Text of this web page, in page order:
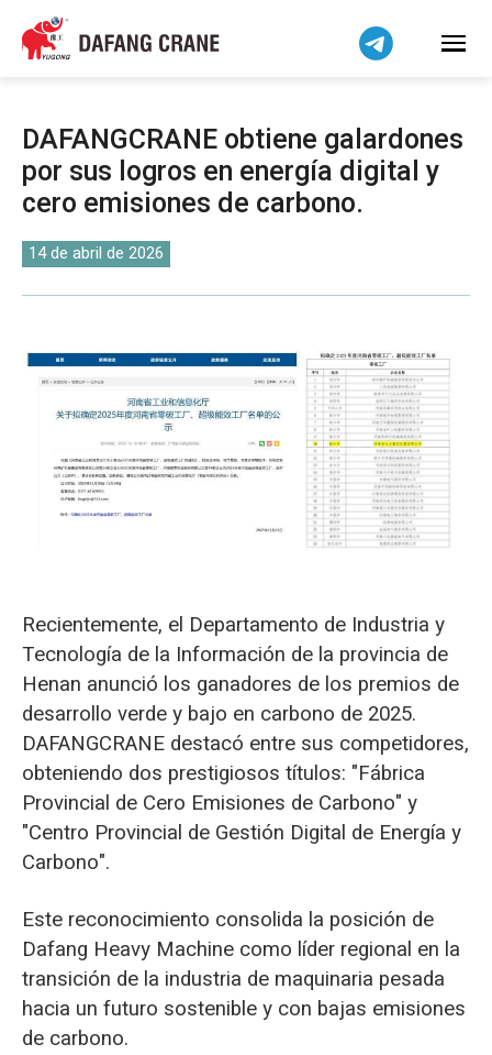
DAFANGCRANE obtiene galardones
por sus logros en energía digital y
cero emisiones de carbono.
14 de abril de 2026
Recientemente, el Departamento de Industria y
Tecnología de la Información de la provincia de
Henan anunció los ganadores de los premios de
desarrollo verde y bajo en carbono de 2025.
DAFANGCRANE destacó entre sus competidores,
obteniendo dos prestigiosos títulos: "Fábrica
Provincial de Cero Emisiones de Carbono" y
"Centro Provincial de Gestión Digital de Energía y
Carbono".
Este reconocimiento consolida la posición de
Dafang Heavy Machine como líder regional en la
transición de la industria de maquinaria pesada
hacia un futuro sostenible y con bajas emisiones
de carbono.
Bahasa Indonesia
Bahasa Melayu
বাংলা
فارسی
Pilipino
اردو
Українська
Беларуская мова
Norsk
O‘zbekcha